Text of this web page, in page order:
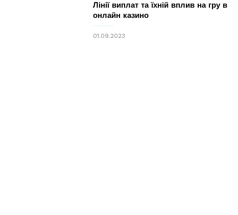
Лінії виплат та їхній вплив на гру в
онлайн казино
01.09.2023